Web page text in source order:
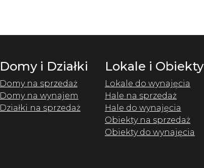
Domy i Działki
Domy na sprzedaż
Domy na wynajem
Działki na sprzedaż
Lokale i Obiekty
Lokale do wynajęcia
Hale na sprzedaż
Hale do wynajęcia
Obiekty na sprzedaż
Obiekty do wynajęcia